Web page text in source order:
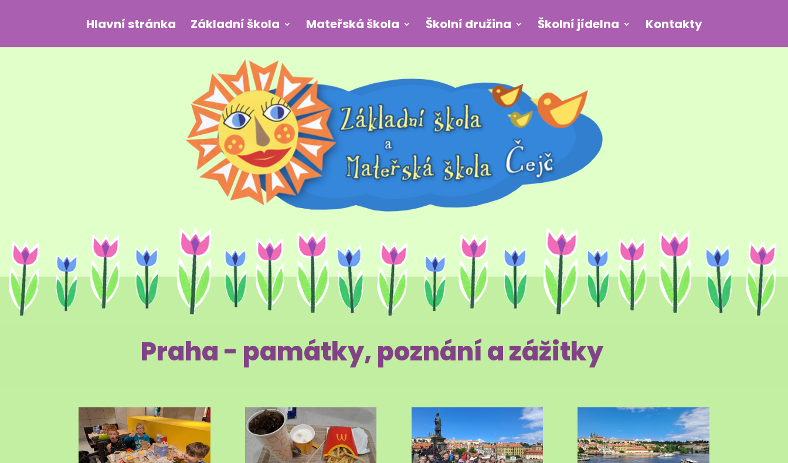
Hlavní stránka Základní škola Mateřská škola Školní družina Školní jídelna Kontakty
Praha - památky, poznání a zážitky